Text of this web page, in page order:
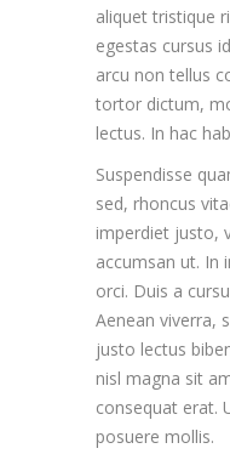
aliquet tristique
egestas cursus
arcu non tellus
tortor dictum,
lectus. In hac
Suspendisse
sed, rhoncus
imperdiet justo,
accumsan ut. In
orci. Duis a
Aenean viverra,
justo lectus
nisl magna sit
consequat erat.
posuere mollis.